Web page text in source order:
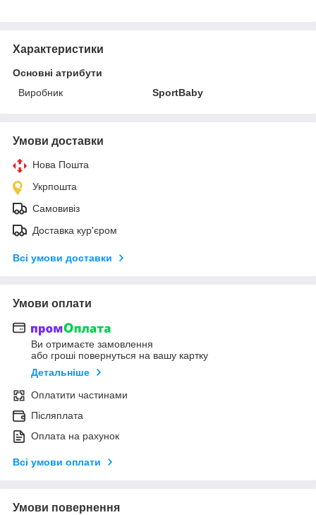
Характеристики
Основні атрибути
Виробник
SportBaby
Умови доставки
Нова Пошта
Укрпошта
Самовивіз
Доставка кур'єром
Всі умови доставки
Умови оплати
Ви отримаєте замовлення
або гроші повернуться на вашу картку
Детальніше
Оплатити частинами
Післяплата
Оплата на рахунок
Всі умови оплати
Умови повернення